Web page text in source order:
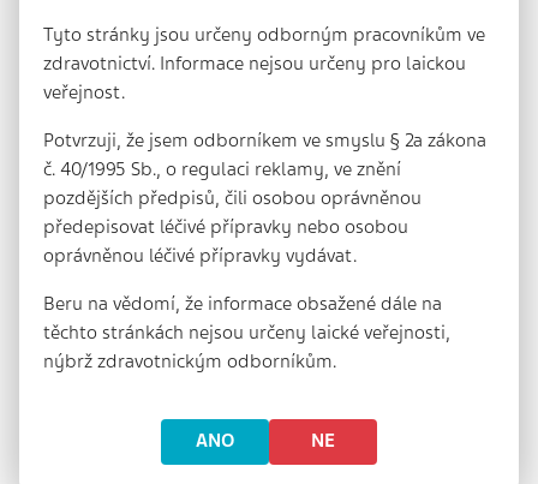
ARCHIV
Číslo 1/2024
Ročníky:
Ročník 16, 2024
Ročník 14, 2022
Tyto stránky jsou určeny odborným pracovníkům ve
zdravotnictví. Informace nejsou určeny pro laickou
veřejnost.
Potvrzuji, že jsem odborníkem ve smyslu § 2a zákona
č. 40/1995 Sb., o regulaci reklamy, ve znění
pozdějších předpisů, čili osobou oprávněnou
předepisovat léčivé přípravky nebo osobou
oprávněnou léčivé přípravky vydávat.
Beru na vědomí, že informace obsažené dále na
těchto stránkách nejsou určeny laické veřejnosti,
nýbrž zdravotnickým odborníkům.
ANO NE